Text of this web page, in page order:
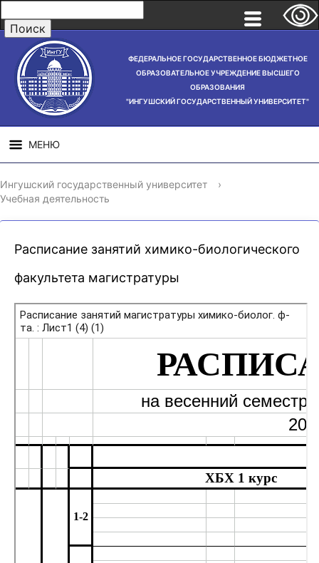
ФЕДЕРАЛЬНОЕ ГОСУДАРСТВЕННОЕ БЮДЖЕТНОЕ
ОБРАЗОВАТЕЛЬНОЕ УЧРЕЖДЕНИЕ ВЫСШЕГО
ОБРАЗОВАНИЯ
"ИНГУШСКИЙ ГОСУДАРСТВЕННЫЙ УНИВЕРСИТЕТ"
МЕНЮ
СВЕДЕНИЯ ОБ
ОБРАЗОВАТЕЛЬНОЙ
НАУЧНАЯ
ДЕЯТЕЛЬНОСТЬ
Ингушский государственный университет
›
Учебная деятельность
Расписание занятий химико-биологического
факультета магистратуры